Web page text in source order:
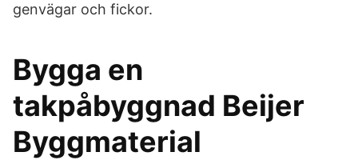
genvägar och fickor.
Bygga en
takpåbyggnad Beijer
Byggmaterial